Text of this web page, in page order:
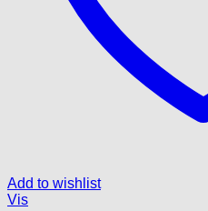
Add to wishlist
Vis